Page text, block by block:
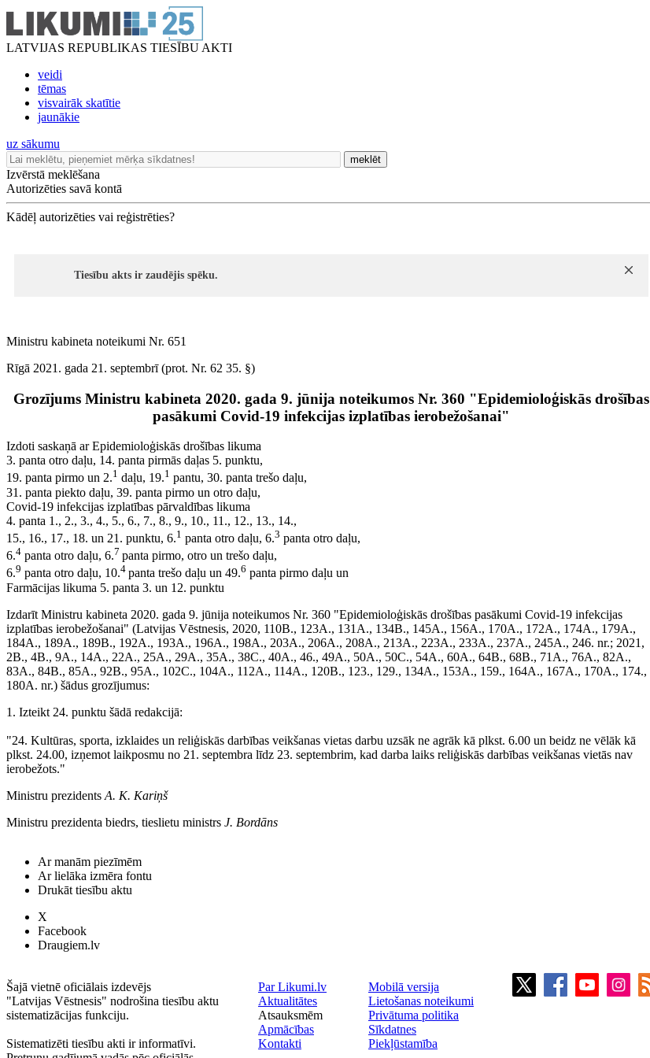
LATVIJAS REPUBLIKAS TIESĪBU AKTI
veidi
tēmas
visvairāk skatītie
jaunākie
uz sākumu
meklēt
Izvērstā meklēšana
Autorizēties savā kontā
Kādēļ autorizēties vai reģistrēties?
Tiesību akts ir zaudējis spēku.
Ministru kabineta noteikumi Nr. 651
Rīgā 2021. gada 21. septembrī (prot. Nr. 62 35. §)
Grozījums Ministru kabineta 2020. gada 9. jūnija noteikumos Nr. 360 "Epidemioloģiskās drošības
pasākumi Covid-19 infekcijas izplatības ierobežošanai"
Izdoti saskaņā ar Epidemioloģiskās drošības likuma
3. panta otro daļu, 14. panta pirmās daļas 5. punktu,
19. panta pirmo un 2.1 daļu, 19.1 pantu, 30. panta trešo daļu,
31. panta piekto daļu, 39. panta pirmo un otro daļu,
Covid-19 infekcijas izplatības pārvaldības likuma
4. panta 1., 2., 3., 4., 5., 6., 7., 8., 9., 10., 11., 12., 13., 14.,
15., 16., 17., 18. un 21. punktu, 6.1 panta otro daļu, 6.3 panta otro daļu,
6.4 panta otro daļu, 6.7 panta pirmo, otro un trešo daļu,
6.9 panta otro daļu, 10.4 panta trešo daļu un 49.6 panta pirmo daļu un
Farmācijas likuma 5. panta 3. un 12. punktu
Izdarīt Ministru kabineta 2020. gada 9. jūnija noteikumos Nr. 360 "Epidemioloģiskās drošības pasākumi Covid-19 infekcijas
izplatības ierobežošanai" (Latvijas Vēstnesis, 2020, 110B., 123A., 131A., 134B., 145A., 156A., 170A., 172A., 174A., 179A.,
184A., 189A., 189B., 192A., 193A., 196A., 198A., 203A., 206A., 208A., 213A., 223A., 233A., 237A., 245A., 246. nr.; 2021,
2B., 4B., 9A., 14A., 22A., 25A., 29A., 35A., 38C., 40A., 46., 49A., 50A., 50C., 54A., 60A., 64B., 68B., 71A., 76A., 82A.,
83A., 84B., 85A., 92B., 95A., 102C., 104A., 112A., 114A., 120B., 123., 129., 134A., 153A., 159., 164A., 167A., 170A., 174.,
180A. nr.) šādus grozījumus:
1. Izteikt 24. punktu šādā redakcijā:
"24. Kultūras, sporta, izklaides un reliģiskās darbības veikšanas vietas darbu uzsāk ne agrāk kā plkst. 6.00 un beidz ne vēlāk kā
plkst. 24.00, izņemot laikposmu no 21. septembra līdz 23. septembrim, kad darba laiks reliģiskās darbības veikšanas vietās nav
ierobežots."
Ministru prezidents A. K. Kariņš
Ministru prezidenta biedrs, tieslietu ministrs J. Bordāns
Ar manām piezīmēm
Ar lielāka izmēra fontu
Drukāt tiesību aktu
X
Facebook
Draugiem.lv
Šajā vietnē oficiālais izdevējs
"Latvijas Vēstnesis" nodrošina tiesību aktu
sistematizācijas funkciju.
Sistematizēti tiesību akti ir informatīvi.
Par Likumi.lv
Aktualitātes
Atsauksmēm
Apmācības
Kontakti
Mobilā versija
Lietošanas noteikumi
Privātuma politika
Sīkdatnes
Piekļūstamība